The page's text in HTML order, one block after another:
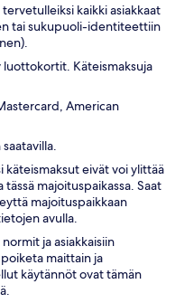
kaikki asiakkaat
tai sukupuoli-identiteettiin
luottokortit. Käteismaksuja
American
käteismaksut eivät voi ylittää
majoituspaikassa. Saat
majoituspaikkaan
avulla.
ja asiakkaisiin
maittain ja
käytännöt ovat tämän